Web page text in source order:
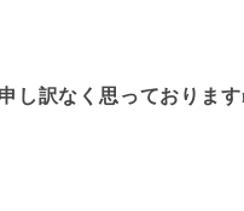
し訳なく思っておりま